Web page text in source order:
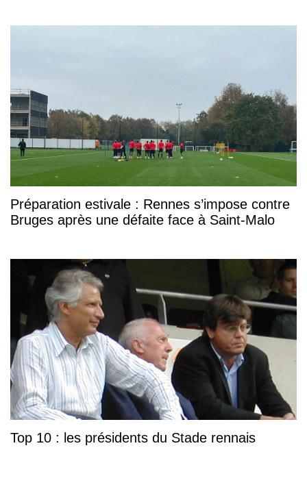
Préparation estivale : Rennes s’impose contre
Bruges après une défaite face à Saint-Malo
Top 10 : les présidents du Stade rennais